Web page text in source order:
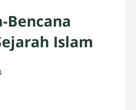
Bencana
Islam